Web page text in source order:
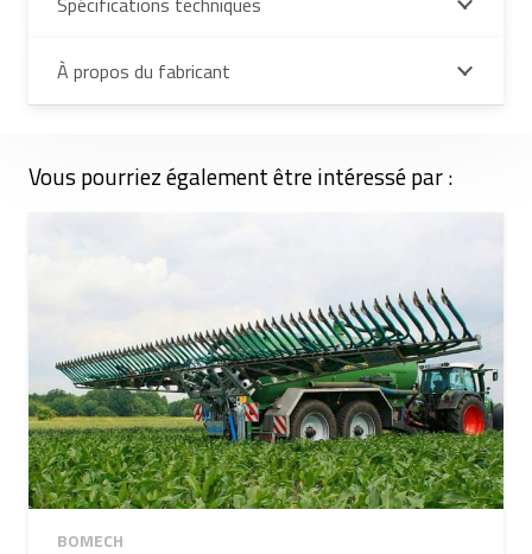
À propos du fabricant
Vous pourriez également être intéressé par :
BOMECH